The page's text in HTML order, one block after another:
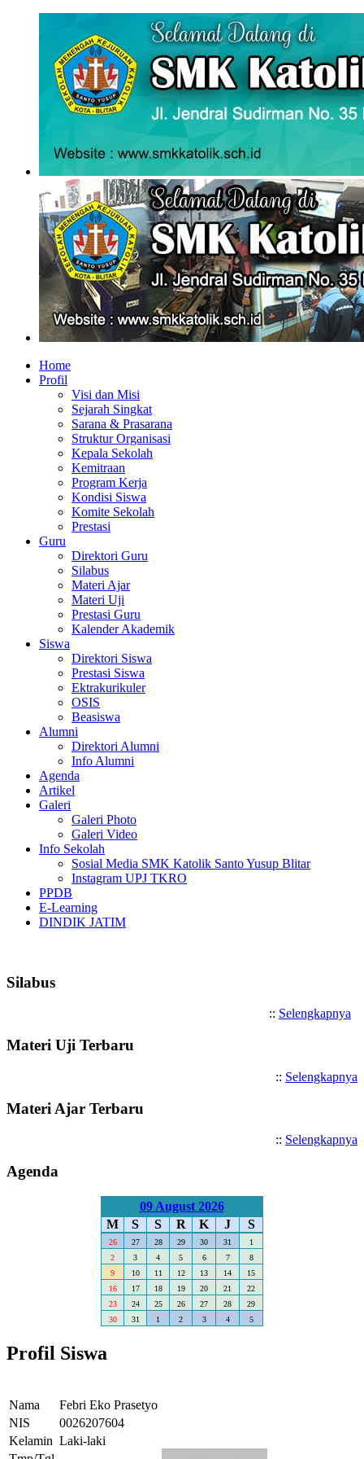
Home
Profil
Visi dan Misi
Sejarah Singkat
Sarana & Prasarana
Struktur Organisasi
Kepala Sekolah
Kemitraan
Program Kerja
Kondisi Siswa
Komite Sekolah
Prestasi
Guru
Direktori Guru
Silabus
Materi Ajar
Materi Uji
Prestasi Guru
Kalender Akademik
Siswa
Direktori Siswa
Prestasi Siswa
Ektrakurikuler
OSIS
Beasiswa
Alumni
Direktori Alumni
Info Alumni
Agenda
Artikel
Galeri
Galeri Photo
Galeri Video
Info Sekolah
Sosial Media SMK Katolik Santo Yusup Blitar
Instagram UPJ TKRO
PPDB
E-Learning
DINDIK JATIM
Silabus
:: Selengkapnya
Materi Uji Terbaru
:: Selengkapnya
Materi Ajar Terbaru
:: Selengkapnya
Agenda
09 August 2026
M
S S R K J S
26 27 28 29 30 31
1
2
3 4 5 6 7
8
9
10 11 12 13 14
15
16
17 18 19 20 21
22
23
24 25 26 27 28
29
30
31 1 2 3 4 5
Profil Siswa
Nama
Febri Eko Prasetyo
NIS
0026207604
Kelamin Laki-laki